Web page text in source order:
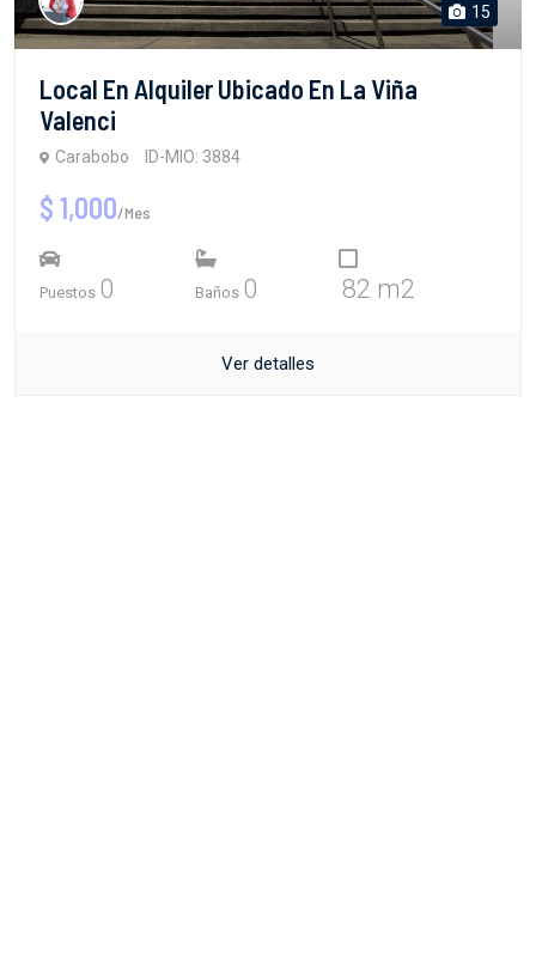
15
Local En Alquiler Ubicado En La Viña
Valenci
Carabobo ID-MIO: 3884
$ 1,000/Mes
Puestos 0 Baños 0 82 m2
Ver detalles